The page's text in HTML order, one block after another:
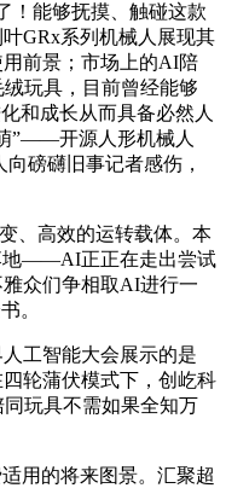
！能够抚摸、触碰这款
GRx系列机械人展现其
前景；市场上的AI陪
玩具，目前曾经能够
和成长从而具备必然人
”——开源人形机械人
磅礴旧事记者感伤，
、高效的运转载体。本
地——AI正正在走出尝试
众们争相取AI进行一
。
工智能大会展示的是
轮蒲伏模式下，创屹科
玩具不需如果全知万
用的将来图景。汇聚超